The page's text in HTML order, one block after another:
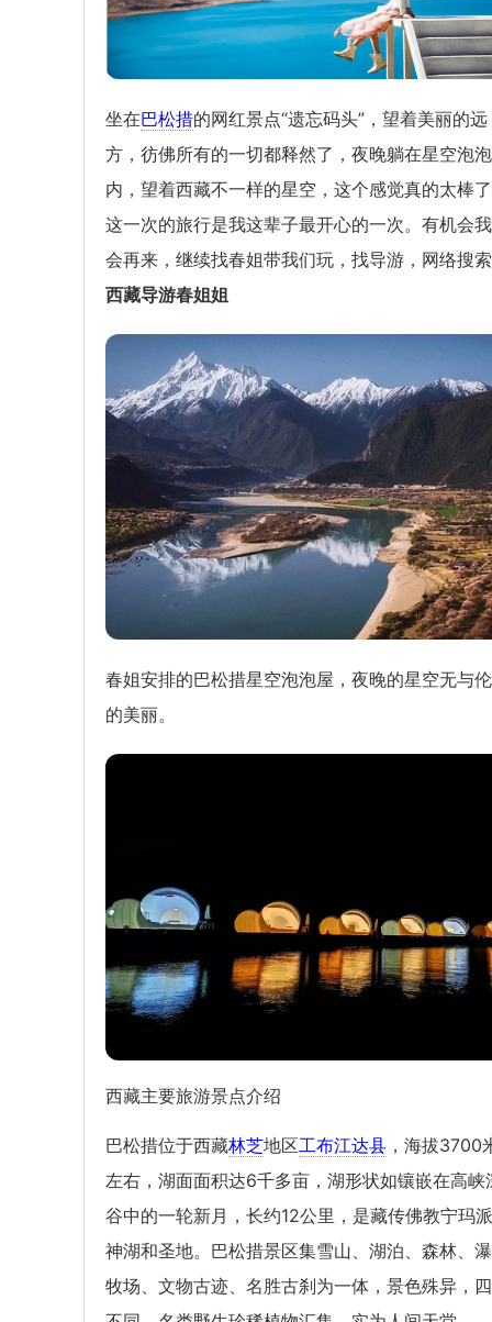
坐在巴松措的网红景点“遗忘码头”，望着美丽的远
方，彷佛所有的一切都释然了，夜晚躺在星空泡
内，望着西藏不一样的星空，这个感觉真的太棒
这一次的旅行是我这辈子最开心的一次。有机会
会再来，继续找春姐带我们玩，找导游，网络搜
西藏导游春姐姐
春姐安排的巴松措星空泡泡屋，夜晚的星空无与
的美丽。
西藏主要旅游景点介绍
巴松措位于西藏林芝地区工布江达县 ，海拔3700
左右，湖面面积达6千多亩，湖形状如镶嵌在高峡
谷中的一轮新月，长约12公里，是藏传佛教宁玛
神湖和圣地。巴松措景区集雪山、湖泊、森林、
牧场、文物古迹、名胜古刹为一体，景色殊异，